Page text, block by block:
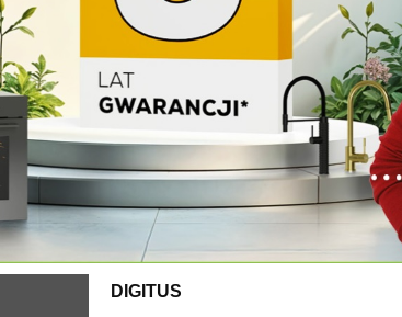
DIGITUS